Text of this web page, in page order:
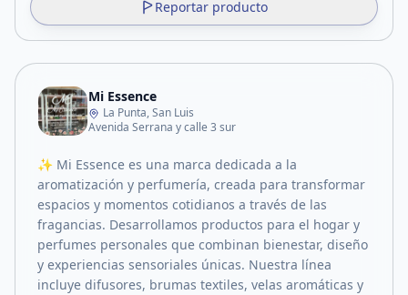
Reportar producto
Mi Essence
La Punta, San Luis
Avenida Serrana y calle 3 sur
✨ Mi Essence es una marca dedicada a la
aromatización y perfumería, creada para transformar
espacios y momentos cotidianos a través de las
fragancias. Desarrollamos productos para el hogar y
perfumes personales que combinan bienestar, diseño
y experiencias sensoriales únicas. Nuestra línea
incluye difusores, brumas textiles, velas aromáticas y